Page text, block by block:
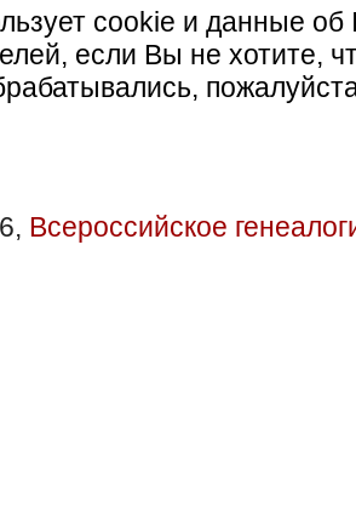
cookie и данные об
если Вы не хотите,
Всероссийское